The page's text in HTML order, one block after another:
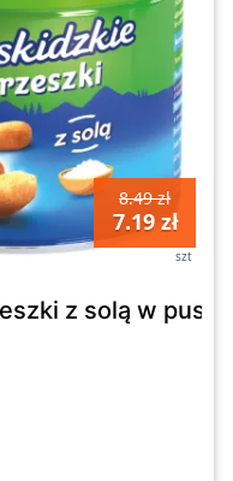
8.49 zł
7.19 zł
szt
z solą w puszce